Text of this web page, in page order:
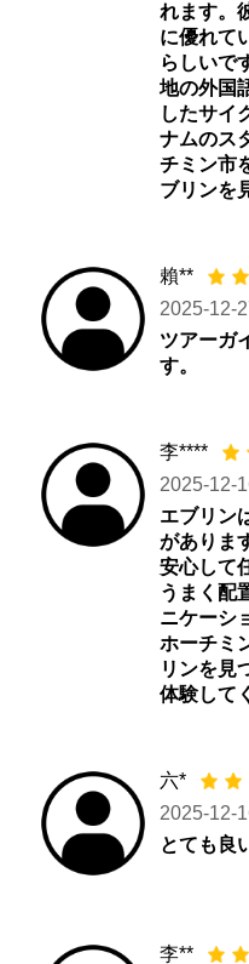
れます。
に優れて
らしいで
地の外国
したサイ
ナムのス
チミン市
ブリンを
賴**
2025-12-
ツアーガ
す。
李****
2025-12-
エブリン
がありま
安心して
うまく配
ニケーシ
ホーチミ
リンを見
体験して
六*
2025-12-
とても良
李**